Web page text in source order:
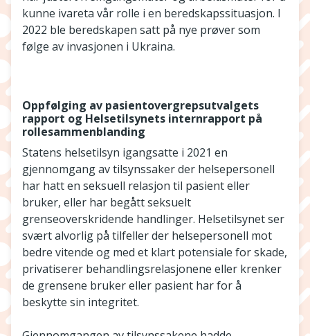
kunne ivareta vår rolle i en beredskapssituasjon. I
2022 ble beredskapen satt på nye prøver som
følge av invasjonen i Ukraina.
Oppfølging av pasientovergrepsutvalgets
rapport og Helsetilsynets internrapport på
rollesammenblanding
Statens helsetilsyn igangsatte i 2021 en
gjennomgang av tilsynssaker der helsepersonell
har hatt en seksuell relasjon til pasient eller
bruker, eller har begått seksuelt
grenseoverskridende handlinger. Helsetilsynet ser
svært alvorlig på tilfeller der helsepersonell mot
bedre vitende og med et klart potensiale for skade,
privatiserer behandlingsrelasjonene eller krenker
de grensene bruker eller pasient har for å
beskytte sin integritet.